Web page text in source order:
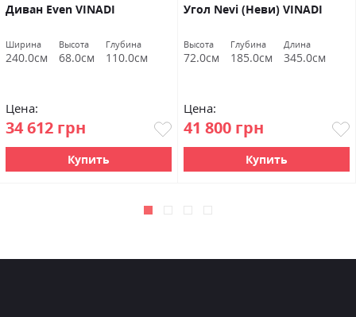
Диван Even VINADI
Ширина
240.0см
Высота
68.0см
Глубина
110.0см
Цена:
34 612 грн
Купить
Угол Nevi (Неви) VINADI
Высота
72.0см
Глубина
185.0см
Длина
345.0см
Цена:
41 800 грн
Купить